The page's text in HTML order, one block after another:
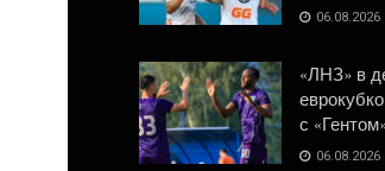
06.08.2026
«ЛНЗ» в
с
06.08.2026